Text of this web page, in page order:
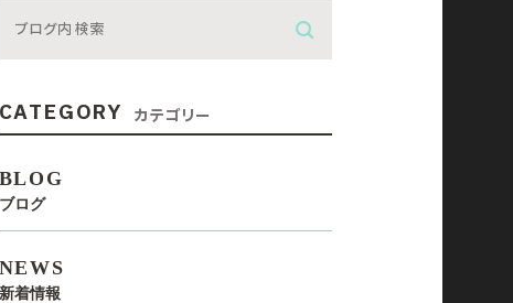
CATEGORY カテゴリー
BLOG
ブログ
NEWS
新着情報